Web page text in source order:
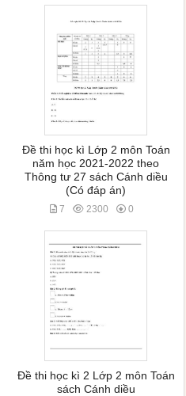
Đề thi học kì Lớp 2 môn Toán
năm học 2021-2022 theo
Thông tư 27 sách Cánh diều
(Có đáp án)
7 2300 0
Đề thi học kì 2 Lớp 2 môn Toán
sách Cánh diều